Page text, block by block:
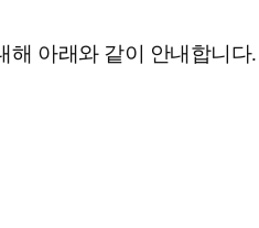
해 아래와 같이 안내합니다.